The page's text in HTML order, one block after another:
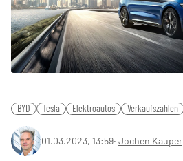
BYD Tesla Elektroautos Verkaufszahlen
01.03.2023, 13:59‧ Jochen Kauper